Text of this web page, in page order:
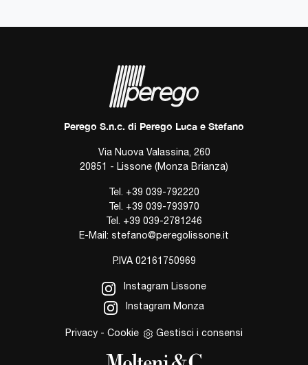
Perego S.n.c. di Perego Luca e Stefano
Via Nuova Valassina, 260
20851 - Lissone (Monza Brianza)
Tel. +39 039-792220
Tel. +39 039-793970
Tel. +39 039-2781246
E-Mail: stefano@peregolissone.it
P.IVA 02161750969
Instagram Lissone
Instagram Monza
Privacy - Cookie Gestisci i consensi